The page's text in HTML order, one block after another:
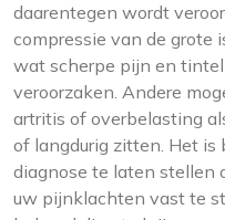
daarentegen wordt
compressie van de grote
wat scherpe pijn en
veroorzaken. Andere
artritis of overbelasting
of langdurig zitten. Het is
diagnose te laten stellen
uw pijnklachten vast te